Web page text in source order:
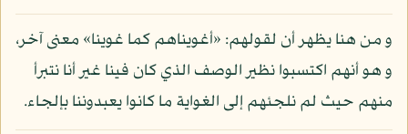
و من هنا يظهر أن لقولهم: «أغويناهم كما غوينا» معنى آخر،
و هو أنهم اكتسبوا نظير الوصف الذي كان فينا غير أنا نتبرأ
منهم حيث لم نلجئهم إلى الغواية ما كانوا يعبدوننا بإلجاء.